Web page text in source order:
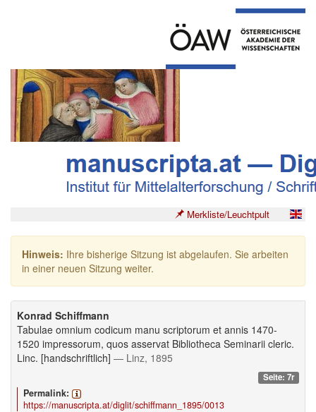
Merkliste/Leuchtpult
Hinweis: Ihre bisherige Sitzung ist abgelaufen. Sie arbeiten
in einer neuen Sitzung weiter.
Konrad Schiffmann
Tabulae omnium codicum manu scriptorum et annis 1470-
1520 impressorum, quos asservat Bibliotheca Seminarii cleric.
Linc. [handschriftlich] — Linz, 1895
Seite: 7r
Permalink:
https://manuscripta.at/diglit/schiffmann_1895/0013